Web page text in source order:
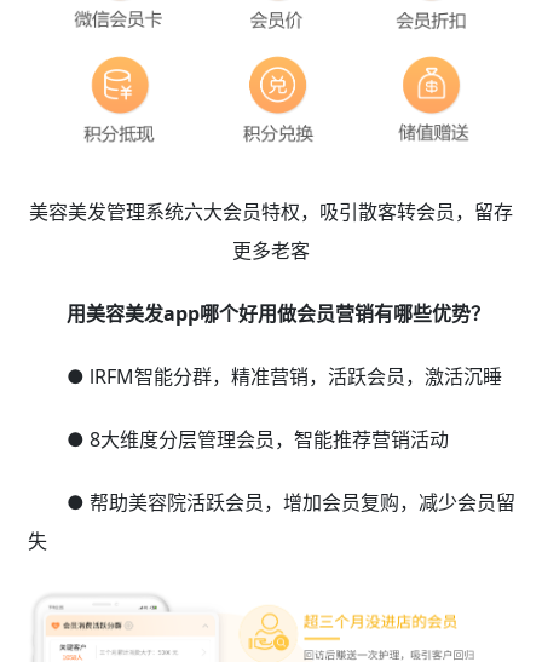
美容美发管理系统六大会员特权，吸引散客转会员，留存
更多老客
用美容美发app哪个好用做会员营销有哪些优势？
● lRFM智能分群，精准营销，活跃会员，激活沉睡
● 8大维度分层管理会员，智能推荐营销活动
● 帮助美容院活跃会员，增加会员复购，减少会员留
失